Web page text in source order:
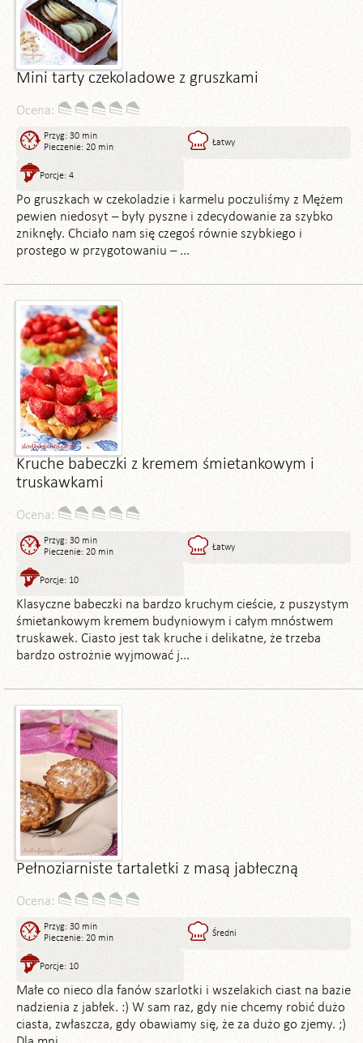
Mini tarty czekoladowe z gruszkami
Ocena:
Przyg: 30 min
Pieczenie: 20 min
Łatwy
Porcje: 4
Po gruszkach w czekoladzie i karmelu poczuliśmy z Mężem
pewien niedosyt – były pyszne i zdecydowanie za szybko
zniknęły. Chciało nam się czegoś równie szybkiego i
prostego w przygotowaniu – ...
Kruche babeczki z kremem śmietankowym i
truskawkami
Ocena:
Przyg: 30 min
Pieczenie: 20 min
Łatwy
Porcje: 10
Klasyczne babeczki na bardzo kruchym cieście, z puszystym
śmietankowym kremem budyniowym i całym mnóstwem
truskawek. Ciasto jest tak kruche i delikatne, że trzeba
bardzo ostrożnie wyjmować j...
Pełnoziarniste tartaletki z masą jabłeczną
Ocena:
Przyg: 30 min
Pieczenie: 20 min
Średni
Porcje: 10
Małe co nieco dla fanów szarlotki i wszelakich ciast na bazie
nadzienia z jabłek. :) W sam raz, gdy nie chcemy robić dużo
ciasta, zwłaszcza, gdy obawiamy się, że za dużo go zjemy. ;)